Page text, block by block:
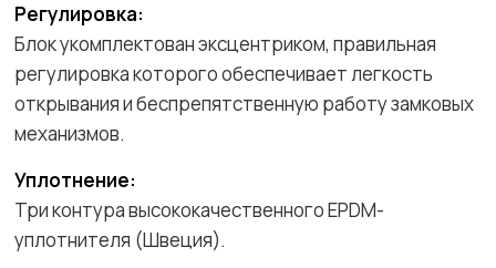
Регулировка:
Блок укомплектован эксцентриком, правильная
регулировка которого обеспечивает легкость
открывания и беспрепятственную работу замковых
механизмов.
Уплотнение:
Три контура высококачественного EPDM-
уплотнителя (Швеция).